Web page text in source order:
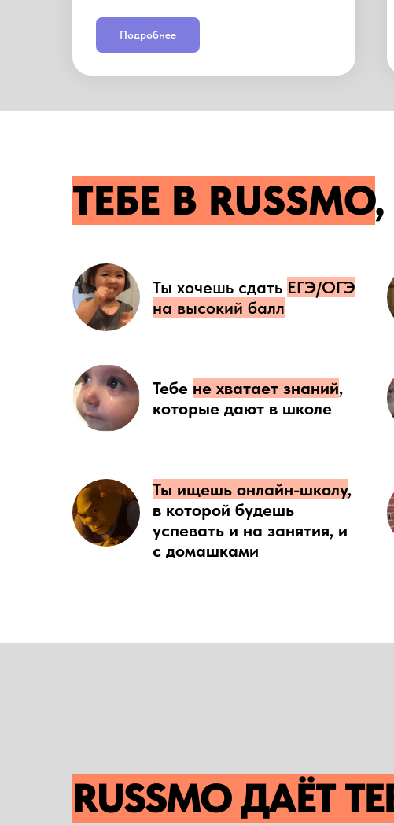
Подробнее
ТЕБЕ В RUSSMO
Ты хочешь сдать ЕГЭ/ОГЭ
на высокий балл
Тебе не хватает знаний,
которые дают в школе
Ты ищешь онлайн-школу,
в которой будешь
успевать и на занятия, и
с домашками
RUSSMO ДАЁТ